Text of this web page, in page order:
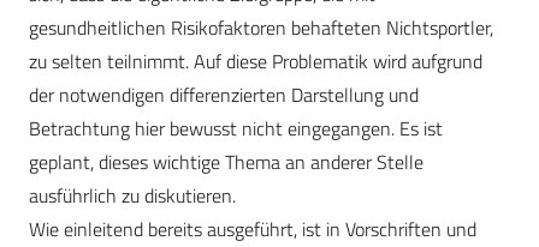
gesundheitlichen Risikofaktoren behafteten Nichtsportler,
zu selten teilnimmt. Auf diese Problematik wird aufgrund
der notwendigen differenzierten Darstellung und
Betrachtung hier bewusst nicht eingegangen. Es ist
geplant, dieses wichtige Thema an anderer Stelle
ausführlich zu diskutieren.
Wie einleitend bereits ausgeführt, ist in Vorschriften und